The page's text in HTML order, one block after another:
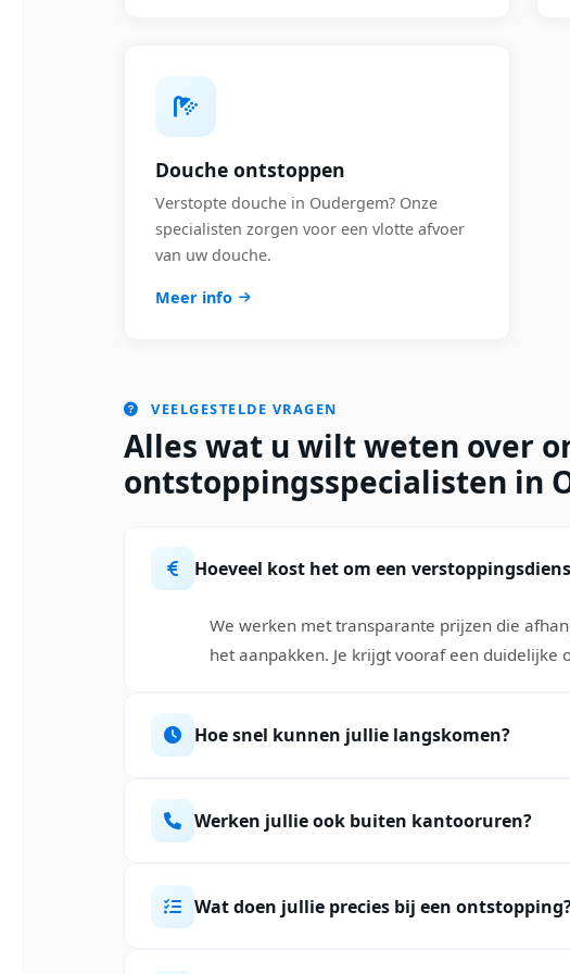
Douche ontstoppen
Verstopte douche in Oudergem? Onze
specialisten zorgen voor een vlotte afvoer
van uw douche.
Meer info
VEELGESTELDE VRAGEN
Alles wat u wilt weten over
ontstoppingsspecialisten in
Hoeveel kost het om een
We werken met transparante prijzen die
het aanpakken. Je krijgt vooraf een
Hoe snel kunnen jullie langskomen?
Werken jullie ook buiten kantooruren?
Wat doen jullie precies bij een